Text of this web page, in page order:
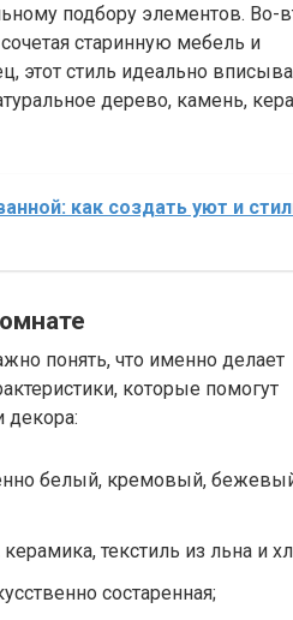
подбору элементов. Во-
старинную мебель и
этот стиль идеально
дерево, камень,
как создать уют и
понять, что именно делает
которые помогут
декора:
белый, кремовый,
текстиль из льна и
состаренная;